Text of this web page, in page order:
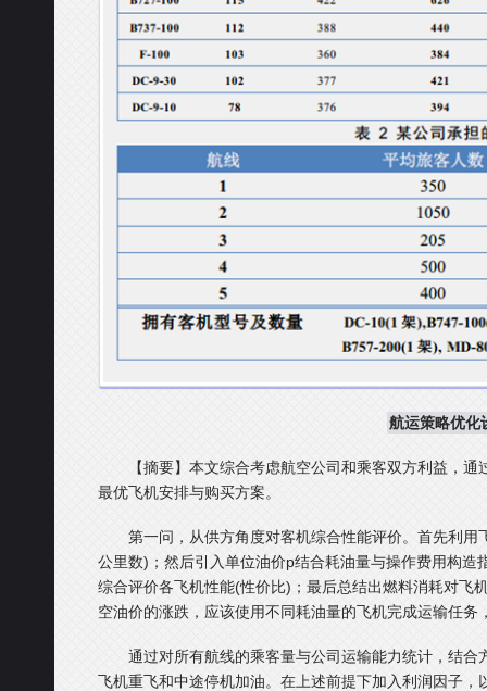
航运策略优化
【摘要】本文综合考虑航空公司和乘客双方利益，
最优飞机安排与购买方案。
第一问，从供方角度对客机综合性能评价。首先利
公里数)；然后引入单位油价p结合耗油量与操作费用构
综合评价各飞机性能(性价比)；最后总结出燃料消耗对飞
空油价的涨跌，应该使用不同耗油量的飞机完成运输任务
通过对所有航线的乘客量与公司运输能力统计，结
飞机重飞和中途停机加油。在上述前提下加入利润因子